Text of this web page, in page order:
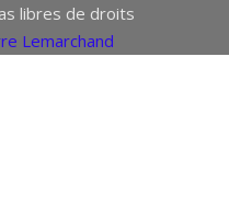
libres de droits
Lemarchand